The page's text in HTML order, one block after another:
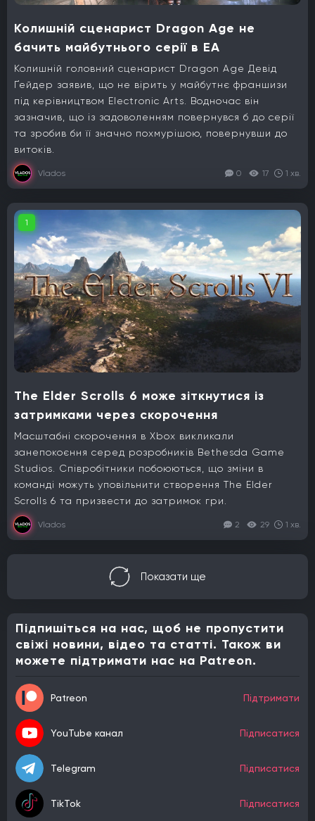
Колишній сценарист Dragon Age не
бачить майбутнього серії в EA
Колишній головний сценарист Dragon Age Девід
Ґейдер заявив, що не вірить у майбутнє франшизи
під керівництвом Electronic Arts. Водночас він
зазначив, що із задоволенням повернувся б до серії
та зробив би її значно похмурішою, повернувши до
витоків.
Vlados 0 17 1 хв.
1
The Elder Scrolls 6 може зіткнутися із
затримками через скорочення
Масштабні скорочення в Xbox викликали
занепокоєння серед розробників Bethesda Game
Studios. Співробітники побоюються, що зміни в
команді можуть уповільнити створення The Elder
Scrolls 6 та призвести до затримок гри.
Vlados 2 29 1 хв.
Показати ще
Підпишіться на нас, щоб не пропустити
свіжі новини, відео та статті. Також ви
можете підтримати нас на Patreon.
Patreon Підтримати
YouTube канал Підписатися
Telegram Підписатися
TikTok Підписатися